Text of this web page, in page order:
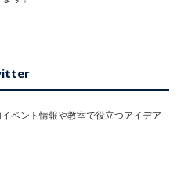
ベント情報や教室で役立つアイデア